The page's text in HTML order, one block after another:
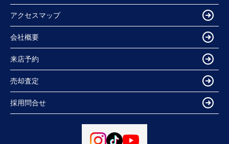
アクセスマップ
会社概要
来店予約
売却査定
採用問合せ